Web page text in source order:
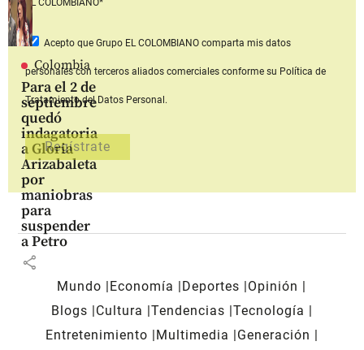
Colombia
Para el 2 de
septiembre
quedó
indagatoria
a Gloria
Arizabaleta
por
maniobras
para
suspender
a Petro
share
Acepto que Grupo EL COLOMBIANOcomparta mis datos
personales con terceros aliados comerciales conforme su Política de
Tratamiento del Datos Personal.
Mundo Economía Deportes
Opinión
Blogs
Cultura Tendencias Tecnología
Entretenimiento
Multimedia
Generación